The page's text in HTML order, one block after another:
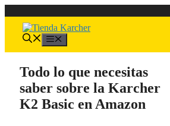
al
contenido
Todo lo que necesitas
saber sobre la Karcher
K2 Basic en Amazon